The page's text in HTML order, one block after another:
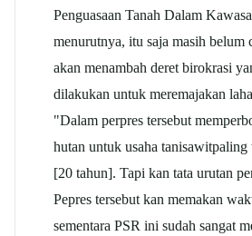
Penguasaan Tanah Dalam
menurutnya, itu saja masih belum
akan menambah deret birokrasi
dilakukan untuk meremajakan
"Dalam perpres tersebut
hutan untuk usaha tanisawitpaling
[20 tahun]. Tapi kan tata urutan
Pepres tersebut kan memakan
sementara PSR ini sudah sangat